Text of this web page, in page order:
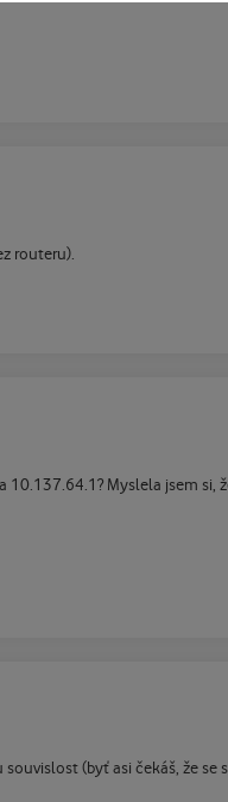
routeru).
Myslela jsem si,
(byť asi čekáš, že se